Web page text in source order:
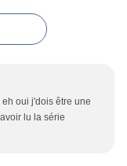
oui j'dois être une
lu la série